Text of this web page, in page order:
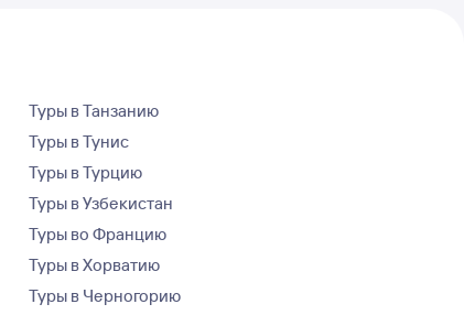
Туры в Танзанию
Туры в Тунис
Туры в Турцию
Туры в Узбекистан
Туры во Францию
Туры в Хорватию
Туры в Черногорию